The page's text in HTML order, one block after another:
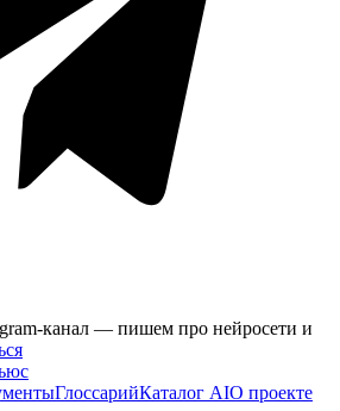
канал — пишем про нейросети и
ГлоссарийКаталог AIО проекте